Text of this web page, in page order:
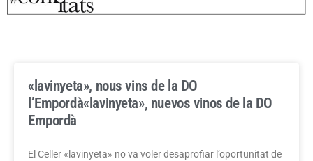
«lavinyeta», nous vins de la DO
l’Empordà«lavinyeta», nuevos vinos de la DO
Empordà
El Celler «lavinyeta» no va voler desaprofiar l’oportunitat de